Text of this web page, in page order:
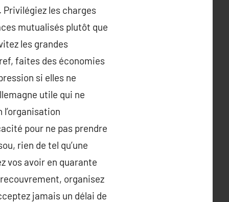
Privilégiez les charges
mutualisés plutôt que
les grandes
faites des économies
si elles ne
utile qui ne
pour ne pas prendre
rien de tel qu’une
vos avoir en quarante
organisez
jamais un délai de